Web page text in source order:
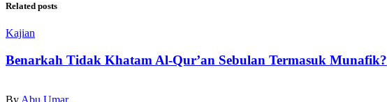
Related posts
Kajian
Benarkah Tidak Khatam Al-Qur’an Sebulan Termasuk Munafik?
By Abu Umar